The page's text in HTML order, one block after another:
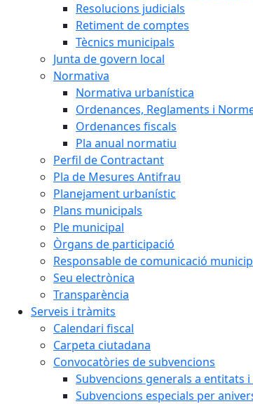
Resolucions judicials
Retiment de comptes
Tècnics municipals
Junta de govern local
Normativa
Normativa urbanística
Ordenances, Reglaments i
Ordenances fiscals
Pla anual normatiu
Perfil de Contractant
Pla de Mesures Antifrau
Planejament urbanístic
Plans municipals
Ple municipal
Òrgans de participació
Responsable de comunicació
Seu electrònica
Transparència
Serveis i tràmits
Calendari fiscal
Carpeta ciutadana
Convocatòries de subvencions
Subvencions generals a entitats
Subvencions especials per